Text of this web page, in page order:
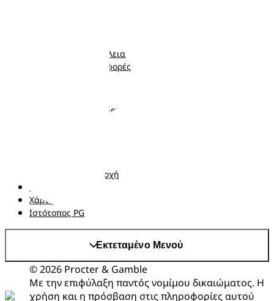
Ποιότητα και Ασφάλεια
Κουπόνια και προσφορές
Σχετικά με τα Pampers
Αλλαγή χώρα/περιοχή
Χάρτης ιστότοπου
Ιστότοπος PG
Εκτεταμένο Μενού
© 2026 Procter & Gamble
Με την επιφύλαξη παντός νομίμου δικαιώματος. Η
χρήση και η πρόσβαση στις πληροφορίες αυτού